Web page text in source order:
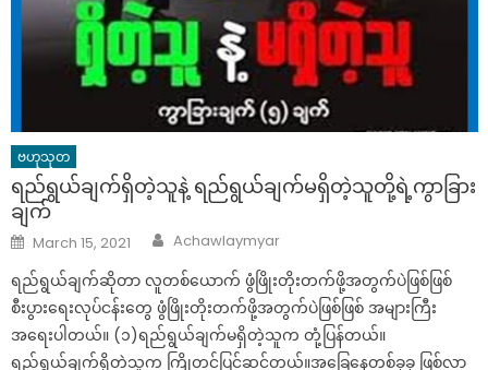
ဗဟုသုတ
ရည်ရွယ်ချက်ရှိတဲ့သူနဲ့ ရည်ရွယ်ချက်မရှိတဲ့သူတို့ရဲ့ကွာခြား
ချက်
Posted
on
March 15, 2021 Author
Achawlaymyar
ရည်ရွယ်ချက်ဆိုတာ လူတစ်ယောက် ဖွံဖြိုးတိုးတက်ဖို့အတွက်ပဲဖြစ်ဖြစ်
စီးပွားရေးလုပ်ငန်းတွေ ဖွံဖြိုးတိုးတက်ဖို့အတွက်ပဲဖြစ်ဖြစ် အများကြီး
အရေးပါတယ်။ (၁)ရည်ရွယ်ချက်မရှိတဲ့သူက တုံ့ပြန်တယ်။
ရည်ရွယ်ချက်ရှိတဲ့သူက ကြိုတင်ပြင်ဆင်တယ်။အခြေနေတစ်ခုခု ဖြစ်လာ